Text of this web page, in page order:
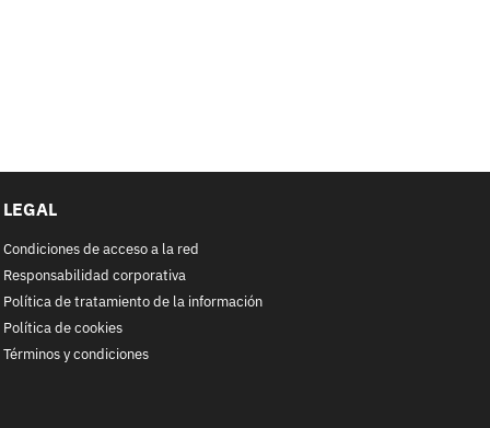
LEGAL
Condiciones de acceso a la red
Responsabilidad corporativa
Política de tratamiento de la información
Política de cookies
Términos y condiciones